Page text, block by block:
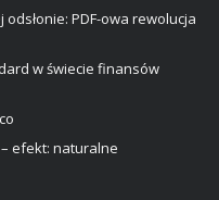
PDF-owa rewolucja
w świecie finansów
efekt: naturalne